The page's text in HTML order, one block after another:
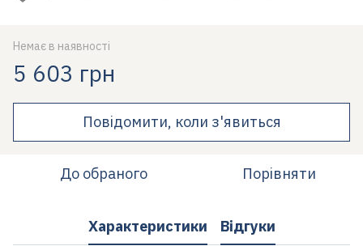
Немає в наявності
5 603 грн
Повідомити, коли з'явиться
До обраного Порівняти
Характеристики Відгуки